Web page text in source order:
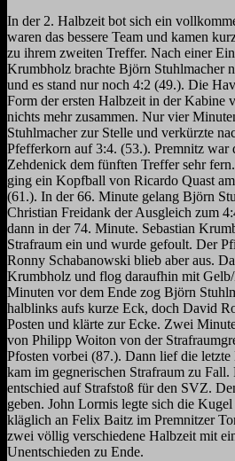
In der 2. Halbzeit bot sich ein
waren das bessere Team und kamen
zu ihrem zweiten Treffer. Nach einer
Krumbholz brachte Björn Stuhlmacher
und es stand nur noch 4:2 (49.). Die
Form der ersten Halbzeit in der Kabine
nichts mehr zusammen. Nur vier
Stuhlmacher zur Stelle und verkürzte
Pfefferkorn auf 3:4. (53.). Premnitz war
Zehdenick dem fünften Treffer sehr fern.
ging ein Kopfball von Ricardo Quast
(61.). In der 66. Minute gelang Björn
Christian Freidank der Ausgleich zum
dann in der 74. Minute. Sebastian
Strafraum ein und wurde gefoult. Der
Ronny Schabanowski blieb aber aus.
Krumbholz und flog daraufhin mit
Minuten vor dem Ende zog Björn
halblinks aufs kurze Eck, doch David
Posten und klärte zur Ecke. Zwei
von Philipp Woiton von der
Pfosten vorbei (87.). Dann lief die
kam im gegnerischen Strafraum zu Fall.
entschied auf Strafstoß für den SVZ.
geben. John Lormis legte sich die
kläglich an Felix Baitz im Premnitzer
zwei völlig verschiedene Halbzeit mit
Unentschieden zu Ende.